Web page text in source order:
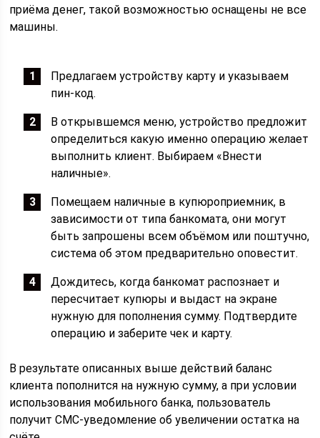
приёма денег, такой возможностью оснащены не все
машины.
Предлагаем устройству карту и указываем
пин-код.
В открывшемся меню, устройство предложит
определиться какую именно операцию желает
выполнить клиент. Выбираем «Внести
наличные».
Помещаем наличные в купюроприемник, в
зависимости от типа банкомата, они могут
быть запрошены всем объёмом или поштучно,
система об этом предварительно оповестит.
Дождитесь, когда банкомат распознает и
пересчитает купюры и выдаст на экране
нужную для пополнения сумму. Подтвердите
операцию и заберите чек и карту.
В результате описанных выше действий баланс
клиента пополнится на нужную сумму, а при условии
использования мобильного банка, пользователь
получит СМС-уведомление об увеличении остатка на